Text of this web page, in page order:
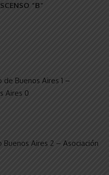
“B”
Buenos Aires 1 –
Aires 0
Aires 2 – Asociación